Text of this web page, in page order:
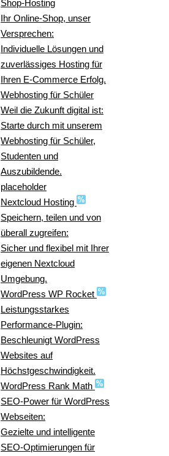
Shop-Hosting
Ihr Online-Shop, unser
Versprechen:
Individuelle Lösungen und
zuverlässiges Hosting für
Ihren E-Commerce Erfolg.
Webhosting für Schüler
Weil die Zukunft digital ist:
Starte durch mit unserem
Webhosting für Schüler,
Studenten und
Auszubildende.
placeholder
Nextcloud Hosting
Speichern, teilen und von
überall zugreifen:
Sicher und flexibel mit Ihrer
eigenen Nextcloud
Umgebung.
WordPress WP Rocket
Leistungsstarkes
Performance-Plugin:
Beschleunigt WordPress
Websites auf
Höchstgeschwindigkeit.
WordPress Rank Math
SEO-Power für WordPress
Webseiten:
Gezielte und intelligente
SEO-Optimierungen für